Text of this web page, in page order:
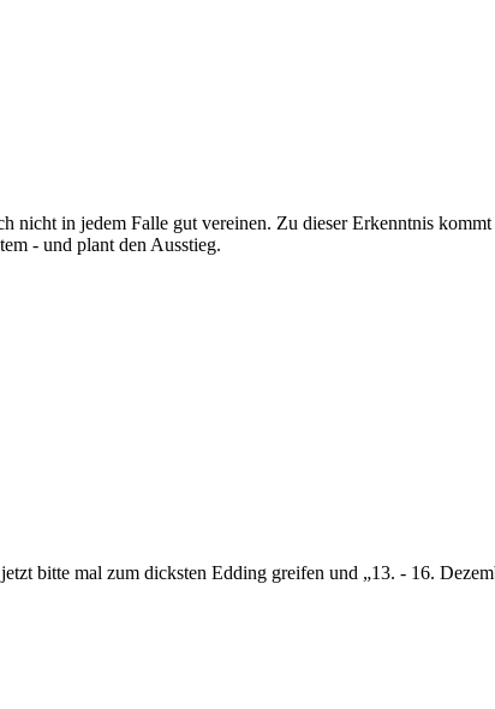
in jedem Falle gut vereinen. Zu dieser Erkenntnis
- und plant den Ausstieg.
bitte mal zum dicksten Edding greifen und „13. - 16.